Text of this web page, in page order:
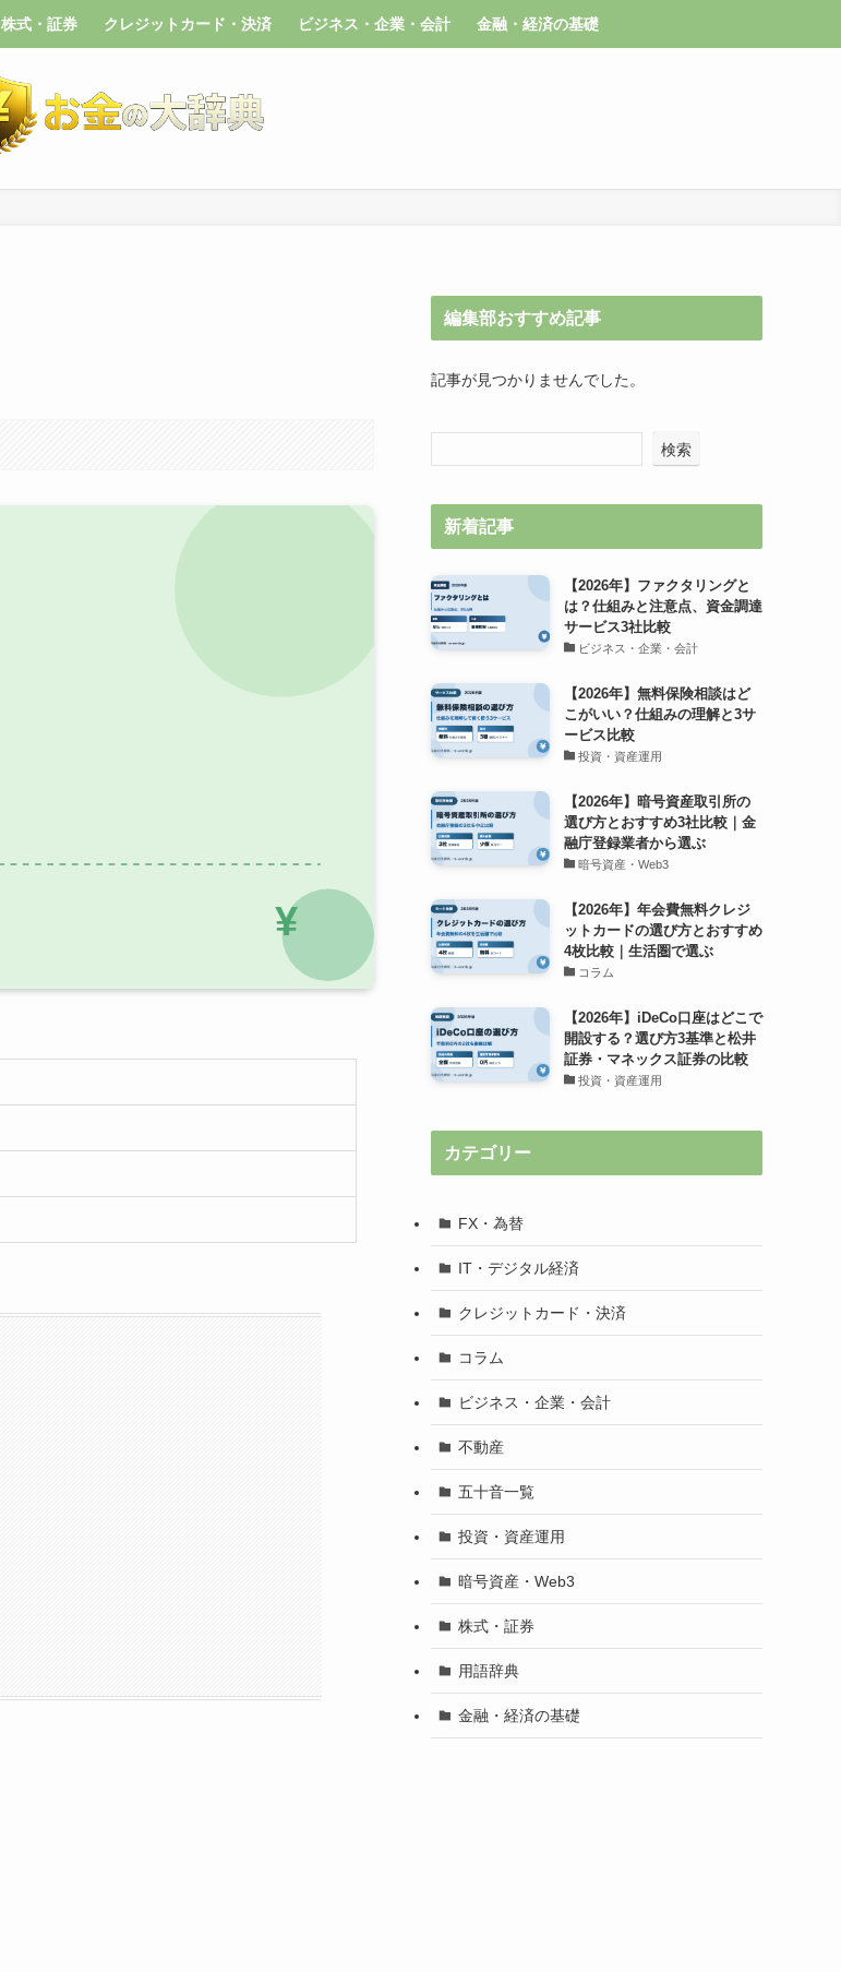
株式・証券 クレジットカード・決済 ビジネス・企業・会計 金融・経済の基礎
編集部おすすめ記事
記事が見つかりませんでした。
検索
新着記事
【2026年】ファクタリングと
は？仕組みと注意点、資金調達
サービス3社比較
ビジネス・企業・会計
【2026年】無料保険相談はど
こがいい？仕組みの理解と3サ
ービス比較
投資・資産運用
【2026年】暗号資産取引所の
選び方とおすすめ3社比較｜金
融庁登録業者から選ぶ
暗号資産・Web3
【2026年】年会費無料クレジ
ットカードの選び方とおすすめ
4枚比較｜生活圏で選ぶ
コラム
【2026年】iDeCo口座はどこで
開設する？選び方3基準と松井
証券・マネックス証券の比較
投資・資産運用
カテゴリー
FX・為替
IT・デジタル経済
クレジットカード・決済
コラム
ビジネス・企業・会計
不動産
五十音一覧
投資・資産運用
暗号資産・Web3
株式・証券
用語辞典
金融・経済の基礎